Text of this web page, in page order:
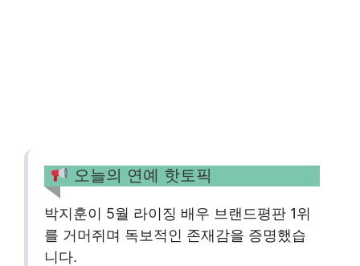
오늘의 연예 핫토픽
박지훈이 5월 라이징 배우 브랜드평판 1위
를 거머쥐며 독보적인 존재감을 증명했습
니다.